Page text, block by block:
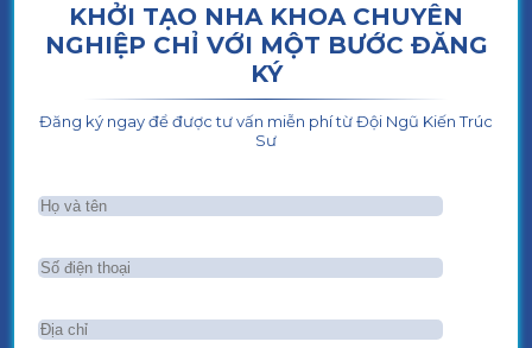
KHỞI TẠO NHA KHOA CHUYÊN
NGHIỆP CHỈ VỚI MỘT BƯỚC ĐĂNG
KÝ
Đăng ký ngay để được tư vấn miễn phí từ Đội Ngũ Kiến Trúc
Sư